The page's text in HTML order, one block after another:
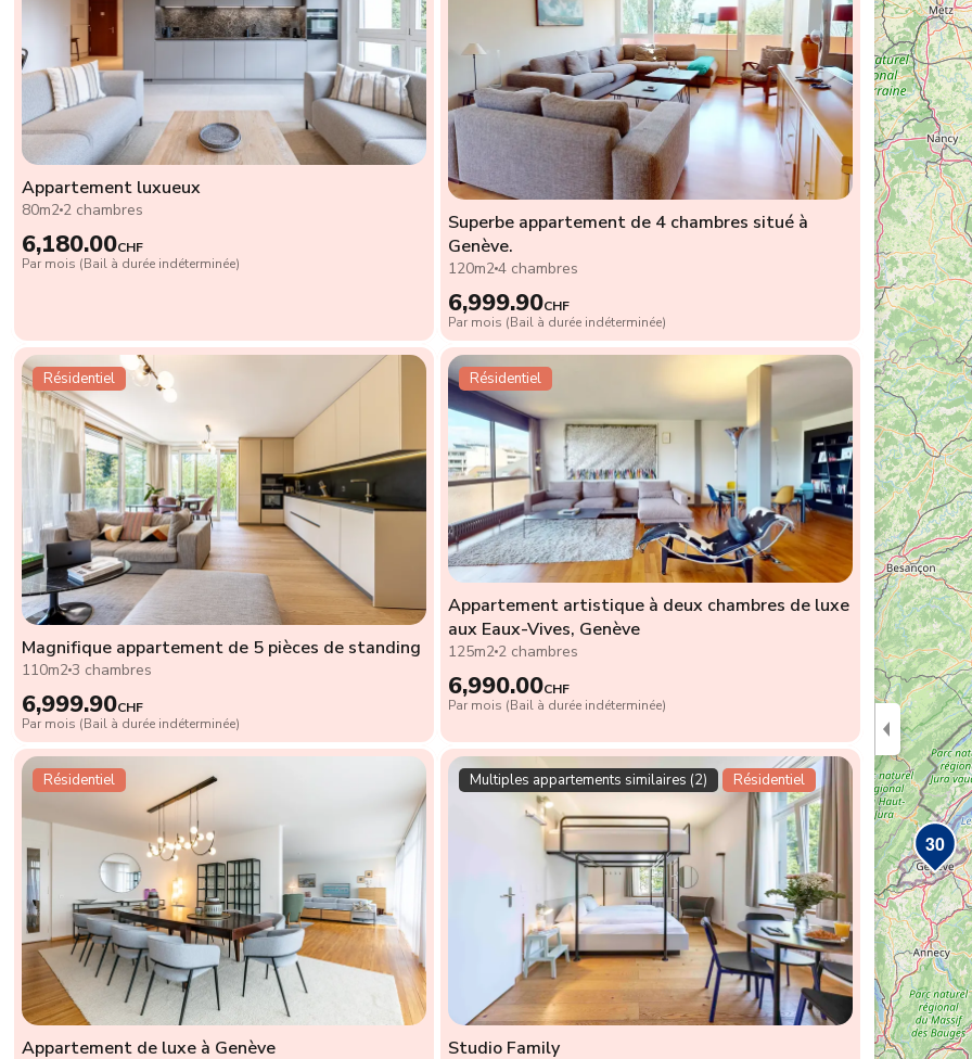
Appartement luxueux
80m2 2 chambres
6,180.00CHF
Par mois (Bail à durée indéterminée)
Superbe appartement de 4 chambres situé à
Genève.
120m24 chambres
6,999.90CHF
Par mois (Bail à durée indéterminée)
Résidentiel
Magnifique appartement de 5 pièces de standing
110m23 chambres
6,999.90CHF
Par mois (Bail à durée indéterminée)
Résidentiel
Appartement artistique à deux chambres de luxe
aux Eaux-Vives, Genève
125m2 2 chambres
6,990.00CHF
Par mois (Bail à durée indéterminée)
Résidentiel
Appartement de luxe à Genève
Multiples appartements similaires (2) Résidentiel
Studio Family
30